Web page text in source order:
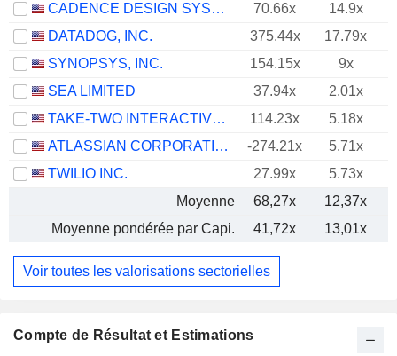
CADENCE DESIGN SYSTEMS, INC.
70.66x 14.9x
DATADOG, INC.
375.44x 17.79x
SYNOPSYS, INC.
154.15x 9x
SEA LIMITED
37.94x
2.01x
TAKE-TWO INTERACTIVE SOFTWARE, INC.
114.23x 5.18x
ATLASSIAN CORPORATION
-274.21x 5.71x
TWILIO INC.
27.99x 5.73x
Moyenne
68,27x 12,37x
Moyenne pondérée par Capi.
41,72x 13,01x
Voir toutes les valorisations sectorielles
Compte de Résultat et Estimations